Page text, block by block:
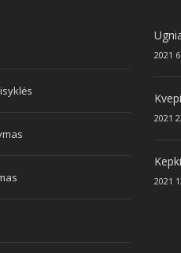
2021
2021
2021